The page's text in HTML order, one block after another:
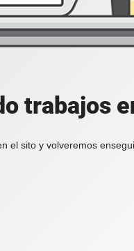
trabajos
el sito y volveremos